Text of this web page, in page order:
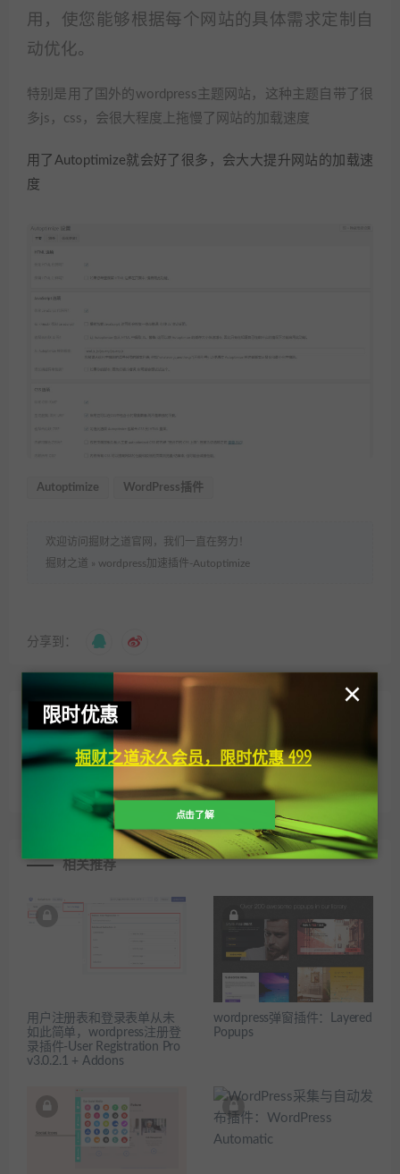
用，使您能够根据每个网站的具体需求定制自
动优化。
特别是用了国外的wordpress主题网站，这种主题自带了很
多js，css，会很大程度上拖慢了网站的加载速度
用了Autoptimize就会好了很多，会大大提升网站的加载速
度
Autoptimize WordPress插件
欢迎访问掘财之道官网，我们一直在努力！
掘财之道 » wordpress加速插件-Autoptimize
分享到：
上一篇
WordPress安全插件 –
Wordfence-premium 7.3.6
Fastest Cache Premium
相关推荐
用户注册表和登录表单从未
如此简单，wordpress注册登
录插件-User Registration Pro
v3.0.2.1 + Addons
wordpress弹窗插件：Layered
Popups
限时优惠
掘财之道永久会员，限时优惠 499
点击了解
×